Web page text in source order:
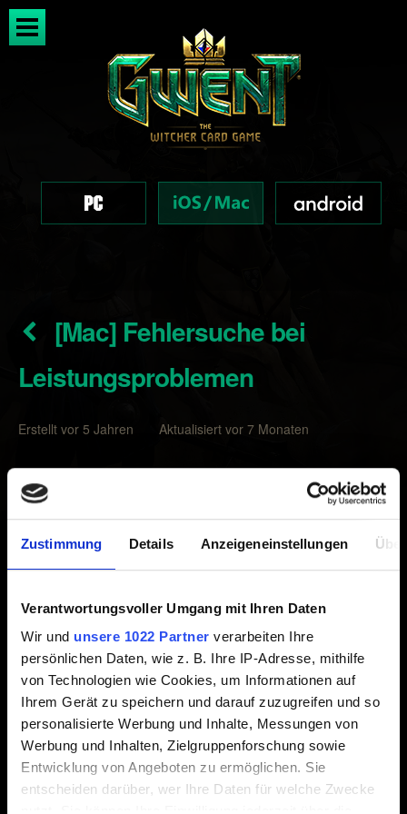
Zustimmung Details Anzeigeneinstellungen
Verantwortungsvoller Umgang mit Ihren Daten
Wir und unsere 1022 Partner verarbeiten Ihre
persönlichen Daten, wie z. B. Ihre IP-Adresse, mithilfe
von Technologien wie Cookies, um Informationen auf
Ihrem Gerät zu speichern und darauf zuzugreifen und so
personalisierte Werbung und Inhalte, Messungen von
Werbung und Inhalten, Zielgruppenforschung sowie
Entwicklung von Angeboten zu ermöglichen. Sie
entscheiden darüber, wer Ihre Daten für welche Zwecke
[Mac] Fehlersuche bei
Leistungsproblemen
Erstellt vor 5 Jahren Aktualisiert vor 7 Monaten
Bei Problemen mit der Spiel-Performance kann
Folgendes helfen:
Stelle sicher, dass dein Mac genügend Platz auf der
Startup-Disk hat.
zum Spielen vonGWENTbesitzt.
Beende alle Apps, die du gerade nicht verwendest.
Mehr Informationen zum Performance-Troubleshooting
auf Mac findest du in diesem Apple-Support-Artikel:Der
Mac-Computer arbeitet langsam.